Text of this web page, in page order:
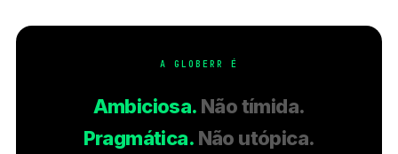
A GLOBERR É
Ambiciosa. Não tímida.
Pragmática. Não utópica.